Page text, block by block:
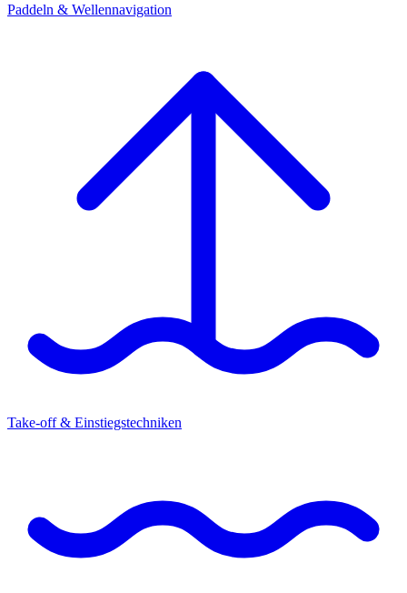
Paddeln & Wellennavigation
Take-off & Einstiegstechniken